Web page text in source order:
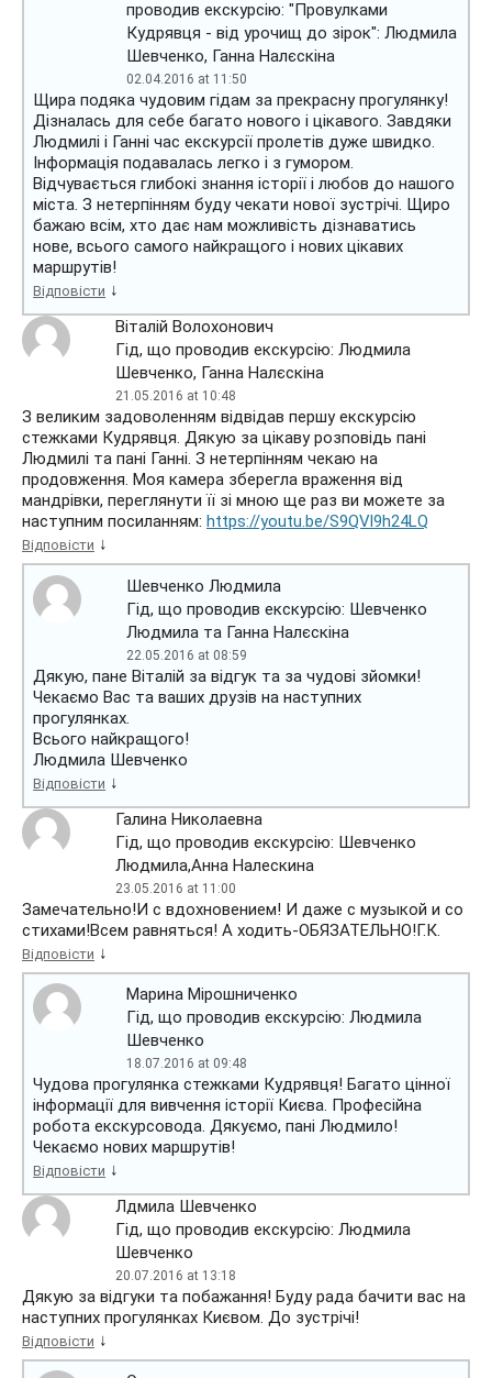
проводив екскурсію: "Провулками
Кудрявця - від урочищ до зірок": Людмила
Шевченко, Ганна Налєскіна
02.04.2016 at 11:50
Щира подяка чудовим гідам за прекрасну прогулянку!
Дізналась для себе багато нового і цікавого. Завдяки
Людмилі і Ганні час екскурсії пролетів дуже швидко.
Інформація подавалась легко і з гумором.
Відчувається глибокі знання історії і любов до нашого
міста. З нетерпінням буду чекати нової зустрічі. Щиро
бажаю всім, хто дає нам можливість дізнаватись
нове, всього самого найкращого і нових цікавих
маршрутів!
Відповісти ↓
Віталій Волохонович
Гід, що проводив екскурсію: Людмила
Шевченко, Ганна Налєскіна
21.05.2016 at 10:48
З великим задоволенням відвідав першу екскурсію
стежками Кудрявця. Дякую за цікаву розповідь пані
Людмилі та пані Ганні. З нетерпінням чекаю на
продовження. Моя камера зберегла враження від
мандрівки, переглянути її зі мною ще раз ви можете за
наступним посиланням: https://youtu.be/S9QVl9h24LQ
Відповісти ↓
Шевченко Людмила
Гід, що проводив екскурсію: Шевченко
Людмила та Ганна Налєскіна
22.05.2016 at 08:59
Дякую, пане Віталій за відгук та за чудові зйомки!
Чекаємо Вас та ваших друзів на наступних
прогулянках.
Всього найкращого!
Людмила Шевченко
Відповісти ↓
Галина Николаевна
Гід, що проводив екскурсію: Шевченко
Людмила,Анна Налескина
23.05.2016 at 11:00
Замечательно!И с вдохновением! И даже с музыкой и со
стихами!Всем равняться! А ходить-ОБЯЗАТЕЛЬНО!Г.К.
Відповісти ↓
Марина Мірошниченко
Гід, що проводив екскурсію: Людмила
Шевченко
18.07.2016 at 09:48
Чудова прогулянка стежками Кудрявця! Багато цінної
інформації для вивчення історії Києва. Професійна
робота екскурсовода. Дякуємо, пані Людмило!
Чекаємо нових маршрутів!
Відповісти ↓
Лдмила Шевченко
Гід, що проводив екскурсію: Людмила
Шевченко
20.07.2016 at 13:18
Дякую за відгуки та побажання! Буду рада бачити вас на
наступних прогулянках Києвом. До зустрічі!
Відповісти ↓